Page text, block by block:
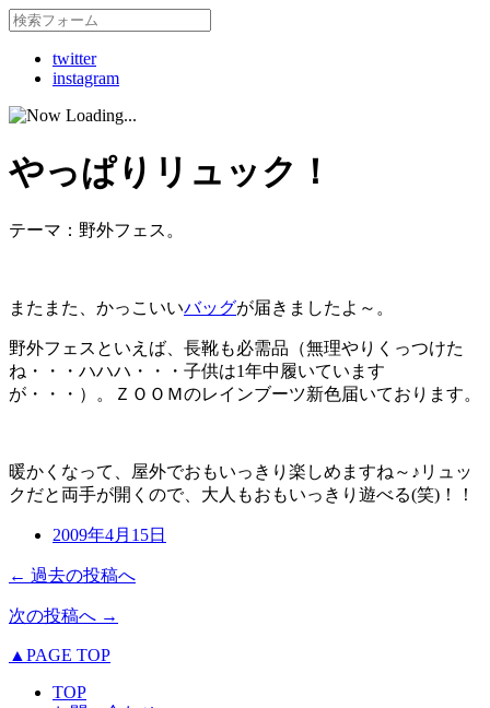
twitter
instagram
やっぱりリュック！
テーマ：野外フェス。
またまた、かっこいいバッグが届きましたよ～。
野外フェスといえば、長靴も必需品（無理やりくっつけた
ね・・・ハハハ・・・子供は1年中履いています
が・・・）。ＺＯＯＭのレインブーツ新色届いております。
暖かくなって、屋外でおもいっきり楽しめますね～♪リュッ
クだと両手が開くので、大人もおもいっきり遊べる(笑)！！
2009年4月15日
← 過去の投稿へ
次の投稿へ →
▲PAGE TOP
TOP